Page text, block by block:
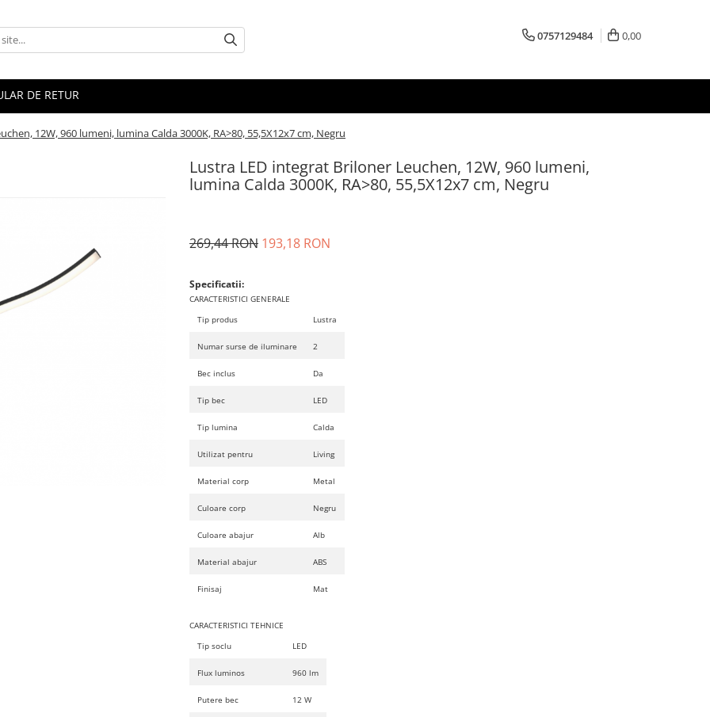
0757129484 0,00
DE RETUR
12W, 960 lumeni, lumina Calda 3000K, RA>80, 55,5X12x7 cm, Negru
Lustra LED integrat Briloner Leuchen, 12W, 960 lumeni,
lumina Calda 3000K, RA>80, 55,5X12x7 cm, Negru
269,44 RON 193,18 RON
Specificatii:
CARACTERISTICI GENERALE
Tip produs
Lustra
Numar surse de iluminare 2
Bec inclus Da
Tip bec LED
Tip lumina Calda
Utilizat pentru Living
Material corp Metal
Culoare corp Negru
Culoare abajur Alb
Material abajur ABS
Finisaj Mat
CARACTERISTICI TEHNICE
Tip soclu
LED
Flux luminos 960 lm
Putere bec 12 W